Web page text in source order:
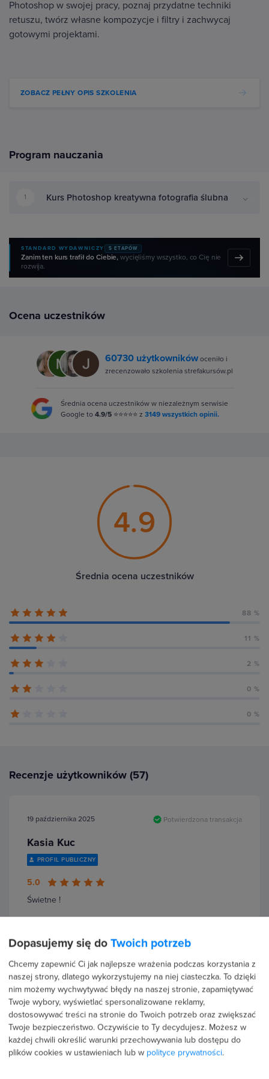
Photoshop w swojej pracy, poznaj przydatne techniki
retuszu, twórz własne kompozycje i filtry i zachwycaj
gotowymi projektami.
ZOBACZ PEŁNY OPIS SZKOLENIA
Program nauczania
1 Kurs Photoshop kreatywna fotografia ślubna
STANDARD WYDAWNICZY 5 ETAPÓW
Zanim ten kurs trafił do Ciebie,wycięliśmy wszystko, co Cię nie
rozwija.
Ocena uczestników
60730 użytkownikówoceniło i
zrecenzowało szkolenia strefakursów.pl
Średnia ocena uczestników w niezależnym serwisie
Google to 4.9/5 ⭐⭐⭐⭐⭐ z 3149 wszystkich opinii.
4.9
Średnia ocena uczestników
88 %
11 %
2 %
0 %
0 %
Recenzje użytkowników (57)
19 października 2025 Potwierdzona transakcja
Kasia Kuc
PROFIL PUBLICZNY
5.0
Świetne !
14 października 2025 Potwierdzona transakcja
Monika Gacek
PROFIL PUBLICZNY
5.0
Super polecam
Dopasujemy się do Twoich potrzeb
Chcemy zapewnić Ci jak najlepsze wrażenia podczas korzystania z
naszej strony, dlatego wykorzystujemy na niej ciasteczka. To dzięki
nim możemy wychwytywać błędy na naszej stronie, zapamiętywać
Twoje wybory, wyświetlać spersonalizowane reklamy,
dostosowywać treści na stronie do Twoich potrzeb oraz zwiększać
Twoje bezpieczeństwo. Oczywiście to Ty decydujesz. Możesz w
każdej chwili określić warunki przechowywania lub dostępu do
plików cookies w ustawieniach lub w polityce prywatności.